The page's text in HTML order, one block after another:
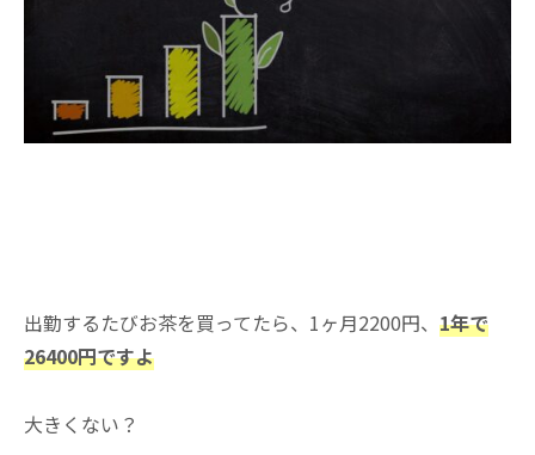
出勤するたびお茶を買ってたら、1ヶ月2200円、 1年で
26400円ですよ
大きくない？